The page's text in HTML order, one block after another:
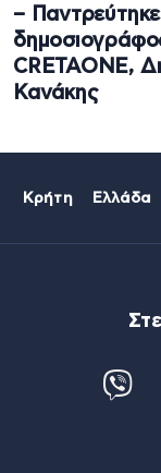
–
CRETAONE,
Κανάκης
Κρήτη Ελλάδα